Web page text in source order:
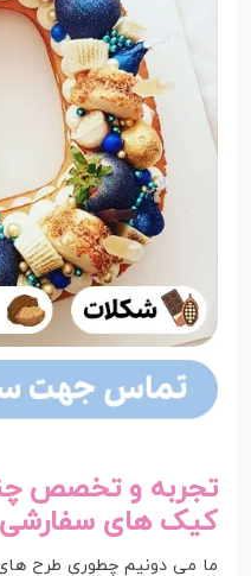
تجربه و تخصص
کیک های سفارشی
ما می دونیم چطوری طرح